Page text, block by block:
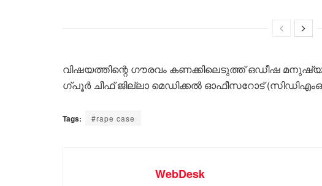
വി​ഷ​യത്തിന്റെ ഗൗ​ര​വം കണക്കിലെടുത്ത് ഒ​ഡീ​ഷ
ഗ്പൂ​ർ ചീ​ഫ് ജി​ല്ലാ മെ​ഡി​ക്ക​ൽ ഓ​ഫീ​സ​റോ​ട് (സി​ഡി​എം​ഒ)
Tags: #rape case
WebDesk